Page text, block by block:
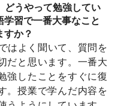
どうやって勉強してい
学習で一番大事なこと
すか？
はよく聞いて、質問を
だと思います。一番大
強したことをすぐに復
。授業で学んだ内容を